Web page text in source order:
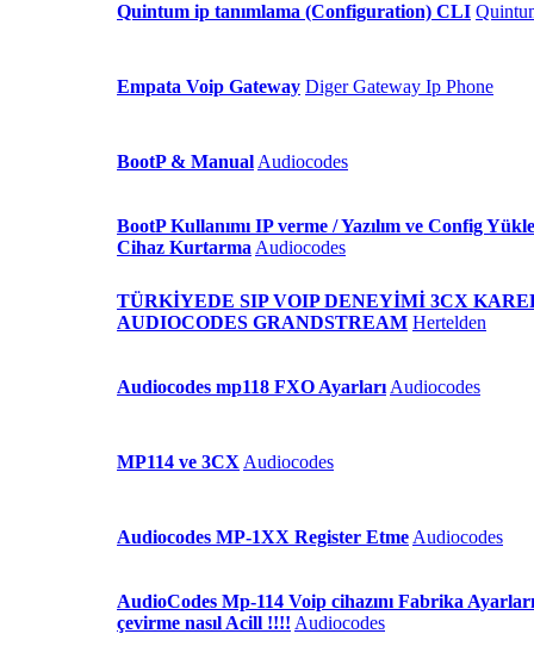
Quintum ip tanımlama (Configuration) CLI
Empata Voip Gateway Diger Gateway Ip Phone
BootP & Manual Audiocodes
BootP Kullanımı IP verme / Yazılım ve Config
Cihaz Kurtarma Audiocodes
TÜRKİYEDE SIP VOIP DENEYİMİ 3CX
AUDIOCODES GRANDSTREAM Hertelden
Audiocodes mp118 FXO Ayarları Audiocodes
MP114 ve 3CX Audiocodes
Audiocodes MP-1XX Register Etme Audiocodes
AudioCodes Mp-114 Voip cihazını Fabrika
çevirme nasıl Acill !!!! Audiocodes